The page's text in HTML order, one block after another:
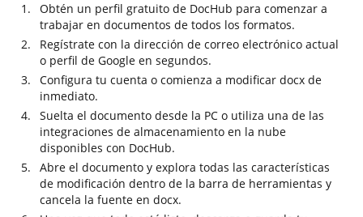
Obtén un perfil gratuito de DocHub para comenzar a
trabajar en documentos de todos los formatos.
Regístrate con la dirección de correo electrónico actual
o perfil de Google en segundos.
Configura tu cuenta o comienza a modificar docx de
inmediato.
Suelta el documento desde la PC o utiliza una de las
integraciones de almacenamiento en la nube
disponibles con DocHub.
Abre el documento y explora todas las características
de modificación dentro de la barra de herramientas y
cancela la fuente en docx.